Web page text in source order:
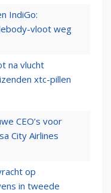
IndiGo:
vloot weg
na vlucht
xtc-pillen
CEO’s voor
City Airlines
op
in tweede